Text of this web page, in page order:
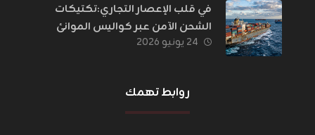
في قلب الإعصار التجاري:تكتيكات
الشحن الآمن عبر كواليس الموانئ
والحدود
٢٤ يونيو ٢٠٢٦
روابط تهمك